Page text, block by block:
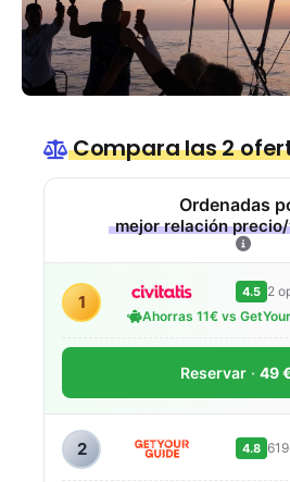
Compara las 2
Ordenadas
mejor relación
1 4.5 2
Ahorras 11€ vs
Reservar 49
2 4.8